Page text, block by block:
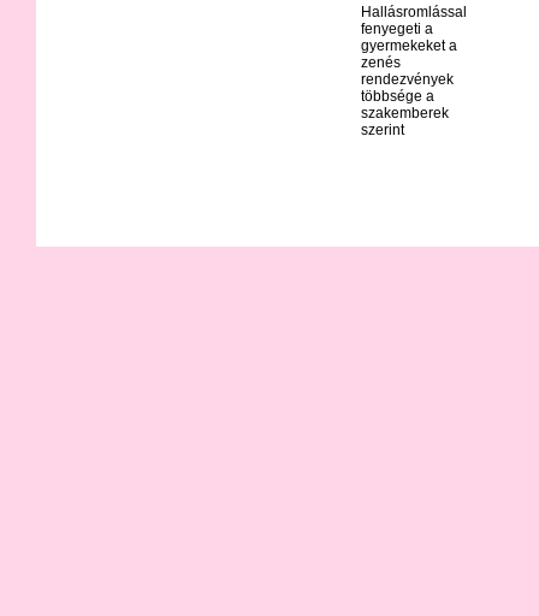
Hallásromlással
fenyegeti a
gyermekeket a
zenés
rendezvények
többsége a
szakemberek
szerint